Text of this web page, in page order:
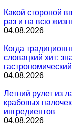
Какой стороной
раз и на всю
04.08.2026
Когда
словацкий хит:
04.08.2026
Летний рулет из
крабовых
ингредиентов
04.08.2026